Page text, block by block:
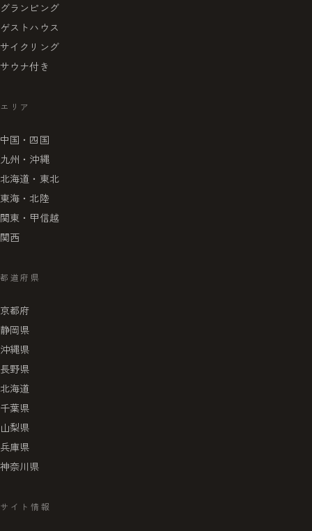
グランピング
ゲストハウス
サイクリング
サウナ付き
エリア
中国・四国
九州・沖縄
北海道・東北
東海・北陸
関東・甲信越
関西
都道府県
京都府
静岡県
沖縄県
長野県
北海道
千葉県
山梨県
兵庫県
神奈川県
サイト情報